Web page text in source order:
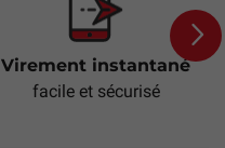
Virement instantané
facile et sécurisé